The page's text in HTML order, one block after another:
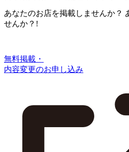
あなたのお店を掲載しませんか？
せんか？!
無料掲載・
内容変更のお申し込み